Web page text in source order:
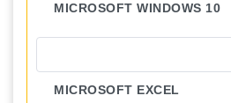
MICROSOFT WINDOWS 10
MICROSOFT EXCEL